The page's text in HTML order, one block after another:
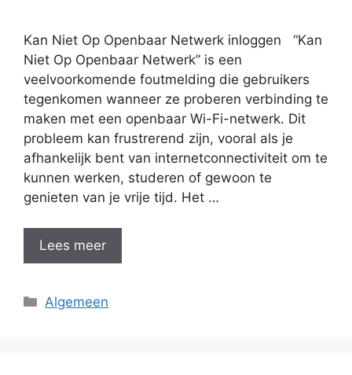
Kan Niet Op Openbaar Netwerk inloggen “Kan
Niet Op Openbaar Netwerk” is een
veelvoorkomende foutmelding die gebruikers
tegenkomen wanneer ze proberen verbinding te
maken met een openbaar Wi-Fi-netwerk. Dit
probleem kan frustrerend zijn, vooral als je
afhankelijk bent van internetconnectiviteit om te
kunnen werken, studeren of gewoon te
genieten van je vrije tijd. Het …
Lees meer
Categorieën
Algemeen